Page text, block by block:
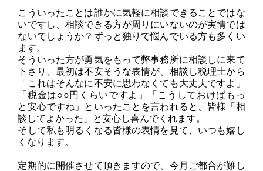
こういったことは誰かに気軽に相談できることではな
いですし、相談できる方が周りにいないのが実情では
ないでしょうか？ずっと独りで悩んでいる方も多くい
ます。
そういった方が勇気をもって弊事務所に相談しに来て
下さり、最初は不安そうな表情が、相談し税理士から
「これはそんなに不安に思わなくても大丈夫ですよ」
「税金は○○円くらいですよ」「こうしておけばもっ
と安心ですね」といったことを言われると、皆様「相
談してよかった」と安心し喜んでくれます。
そして私も明るくなる皆様の表情を見て、いつも嬉し
くなります。
定期的に開催させて頂きますので、今月ご都合が難し